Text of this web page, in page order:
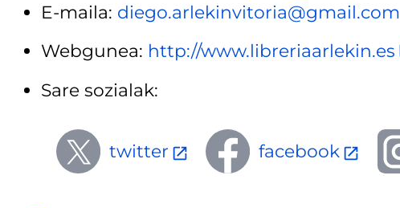
E-maila: diego.arlekinvitoria@gmail.com
Webgunea: http://www.libreriaarlekin.es
Sare sozialak:
twitter facebook